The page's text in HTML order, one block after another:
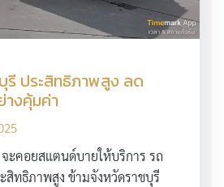
รี ประสิทธิภาพสูง ลด
างคุ้มค่า
จะคอยสแตนด์บายให้บริการ รถ
สิทธิภาพสูง ข้ามจังหวัดราชบุรี